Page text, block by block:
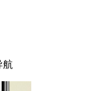
航